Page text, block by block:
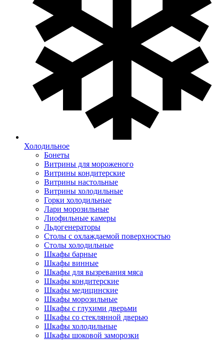
Холодильное
Бонеты
Витрины для мороженого
Витрины кондитерские
Витрины настольные
Витрины холодильные
Горки холодильные
Лари морозильные
Лиофильные камеры
Льдогенераторы
Столы с охлаждаемой поверхностью
Столы холодильные
Шкафы барные
Шкафы винные
Шкафы для вызревания мяса
Шкафы кондитерские
Шкафы медицинские
Шкафы морозильные
Шкафы с глухими дверьми
Шкафы со стеклянной дверью
Шкафы холодильные
Шкафы шоковой заморозки